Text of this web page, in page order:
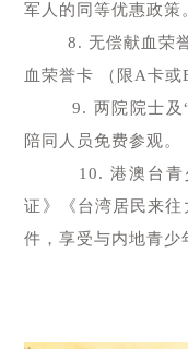
军人的同等优惠政策
8. 无偿献血荣誉
血荣誉卡 （限A卡或
9. 两院院士及“
陪同人员免费参观。
10. 港澳台青少
证》《台湾居民来
件，享受与内地青少